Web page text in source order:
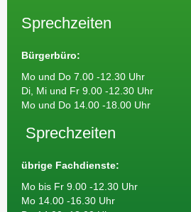
Sprechzeiten
Bürgerbüro:
Mo und Do 7.00 -12.30 Uhr
Di, Mi und Fr 9.00 -12.30 Uhr
Mo und Do 14.00 -18.00 Uhr
Sprechzeiten
übrige Fachdienste:
Mo bis Fr 9.00 -12.30 Uhr
Mo 14.00 -16.30 Uhr